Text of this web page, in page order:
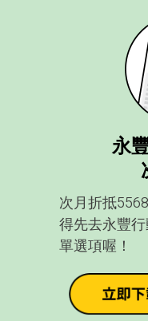
永
次月折抵
得先去永豐
單選項喔！